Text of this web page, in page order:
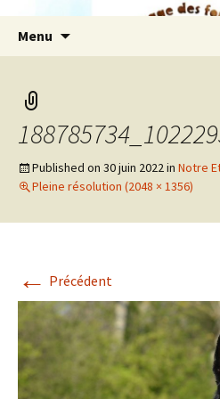
Menu
Published on 30 juin 2022in Notre
Pleine résolution (2048 × 1356)
← Précédent